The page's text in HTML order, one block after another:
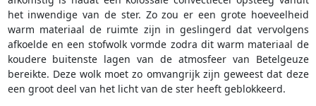
het inwendige van de ster. Zo zou er een grote hoeveelheid
warm materiaal de ruimte zijn in geslingerd dat vervolgens
afkoelde en een stofwolk vormde zodra dit warm materiaal de
koudere buitenste lagen van de atmosfeer van Betelgeuze
bereikte. Deze wolk moet zo omvangrijk zijn geweest dat deze
een groot deel van het licht van de ster heeft geblokkeerd.